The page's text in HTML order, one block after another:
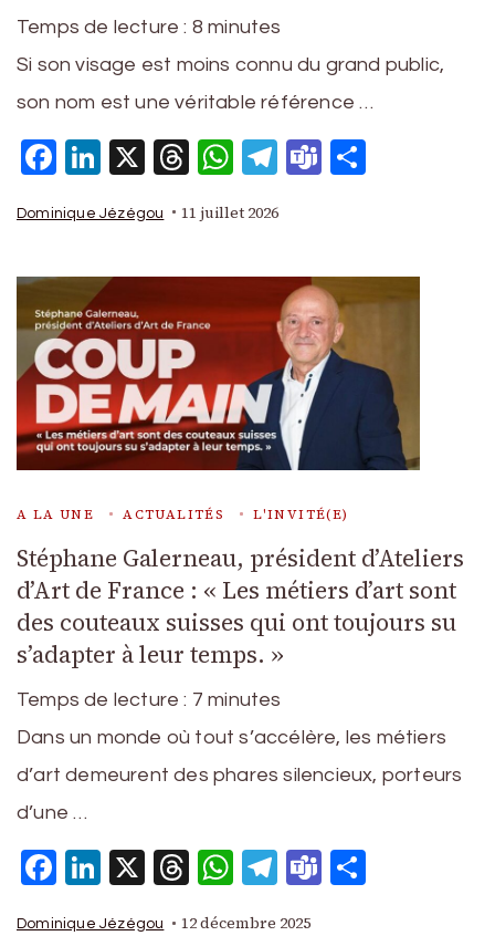
Temps de lecture : 8 minutes
Si son visage est moins connu du grand public,
son nom est une véritable référence …
Facebook
LinkedIn
X Threads
WhatsApp
Telegram
Teams
Dominique Jézégou 11 juillet 2026
A LA UNE ACTUALITÉS L'INVITÉ(E)
Stéphane Galerneau, président d’Ateliers
d’Art de France : « Les métiers d’art sont
des couteaux suisses qui ont toujours su
s’adapter à leur temps. »
Temps de lecture : 7 minutes
Dans un monde où tout s’accélère, les métiers
d’art demeurent des phares silencieux, porteurs
d’une …
Facebook
LinkedIn
X Threads
WhatsApp
Telegram
Teams
Dominique Jézégou 12 décembre 2025